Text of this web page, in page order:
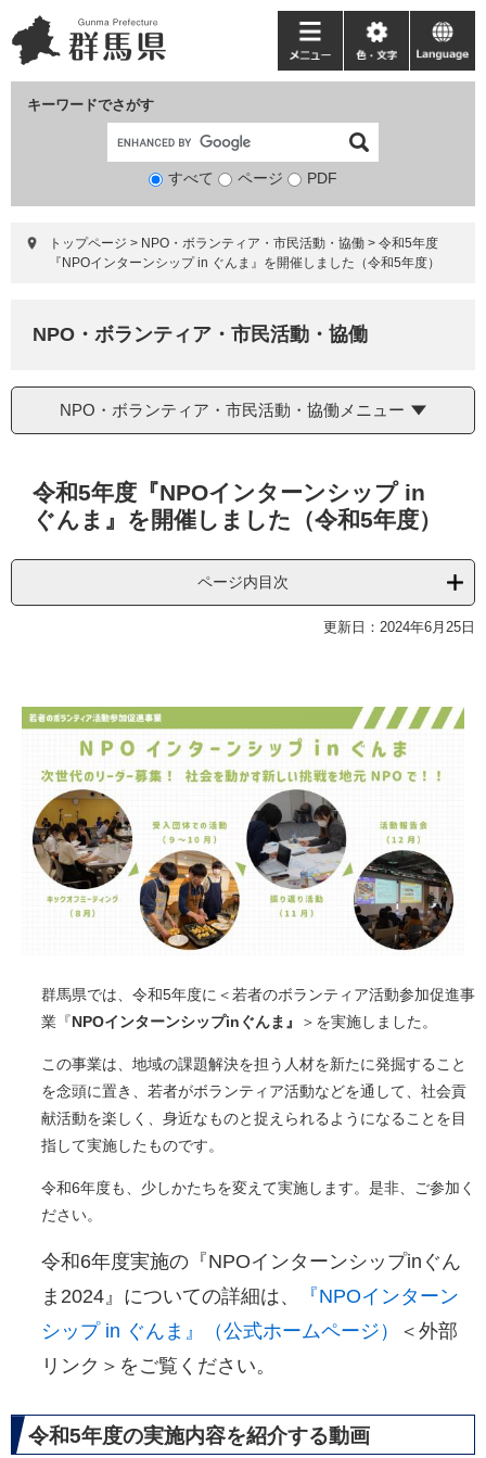
ー
ジ
ニ
ュ
て
キーワードでさがす
検
象
すべて ページ PDF
メ
ニ
ー
色・
文
language
トップページ > NPO・ボランティア・市民活動・協働 > 令和5年度
『NPOインターンシップ in ぐんま』を開催しました（令和5年度）
NPO・ボランティア・市民活動・協働
NPO・ボランティア・市民活動・協働メニュー
令和5年度『NPOインターンシップ in
ぐんま』を開催しました（令和5年度）
ページ内目次
更新日：2024年6月25日
群馬県では、令和5年度に＜若者のボランティア活動参加促進事
業『NPOインターンシップinぐんま』 ＞を実施しました。
​この事業は、地域の課題解決を担う人材を新たに発掘すること
を念頭に置き、若者がボランティア活動などを通して、社会貢
献活動を楽しく、身近なものと捉えられるようになることを目
指して実施したものです。
令和6年度も、少しかたちを変えて実施します。是非、ご参加く
ださい。
令和6年度実施の『NPOインターンシップinぐん
ま2024』についての詳細は、
『NPOインターン
シップ in ぐんま』（公式ホームページ）
＜外部
リンク＞ をご覧ください。
令和5年度の実施内容を紹介する動画